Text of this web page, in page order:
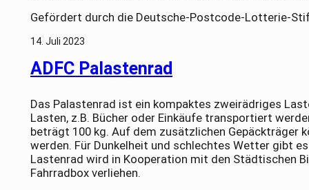
Gefördert durch die Deutsche-Postcode-Lotterie-
14. Juli 2023
ADFC Palastenrad
Das Palastenrad ist ein kompaktes zweirädriges
Lasten, z.B. Bücher oder Einkäufe transportiert
beträgt 100 kg. Auf dem zusätzlichen Gepäckträger
werden. Für Dunkelheit und schlechtes Wetter gibt
Lastenrad wird in Kooperation mit den Städtischen
Fahrradbox verliehen.